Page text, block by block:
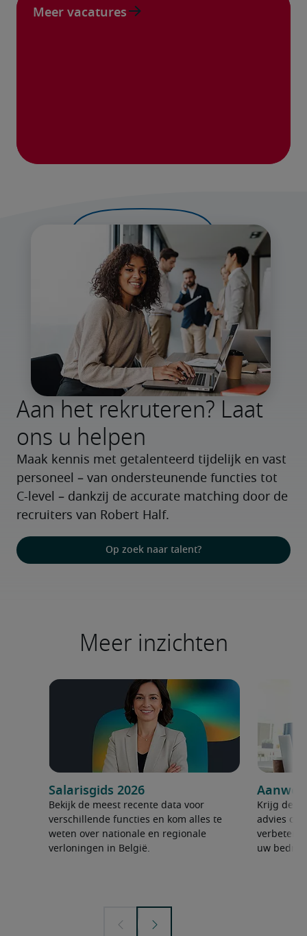
Meer vacatures
Aan het rekruteren? Laat
ons u helpen
Maak kennis met getalenteerd tijdelijk en vast
personeel – van ondersteunende functies tot
C-level – dankzij de accurate matching door de
recruiters van Robert Half.
Op zoek naar talent?
Meer inzichten
Salarisgids 2026
Bekijk de meest recente data voor
verschillende functies en kom alles te
weten over nationale en regionale
verloningen in België.
Krijg de
advies
uw bedrijf